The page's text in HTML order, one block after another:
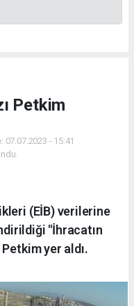
Petkim
07.07.2023 - 15:41
(EİB) verilerine
"İhracatın
yer aldı.